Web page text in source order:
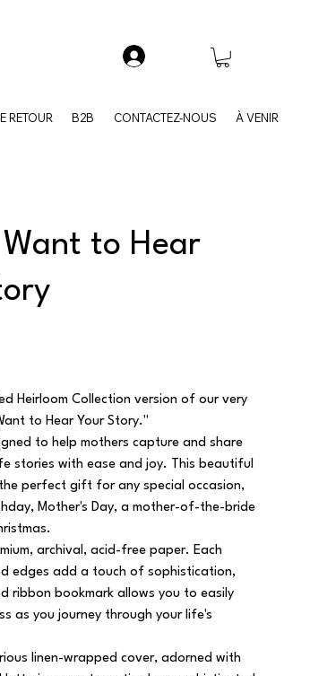
RETOUR B2B CONTACTEZ-NOUS À VENIR
to Hear
Heirloom Collection version of our very
to Hear Your Story."
to help mothers capture and share
stories with ease and joy. This beautiful
perfect gift for any special occasion,
Mother's Day, a mother-of-the-bride
archival, acid-free paper. Each
edges add a touch of sophistication,
ribbon bookmark allows you to easily
as you journey through your life's
linen-wrapped cover, adorned with